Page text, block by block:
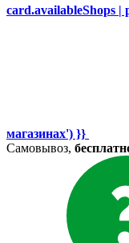
card.availableShops |
магазинах') }}
Самовывоз,